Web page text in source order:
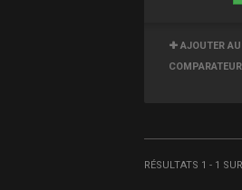
AJOUTER AU
COMPARATEUR
RÉSULTATS 1 - 1